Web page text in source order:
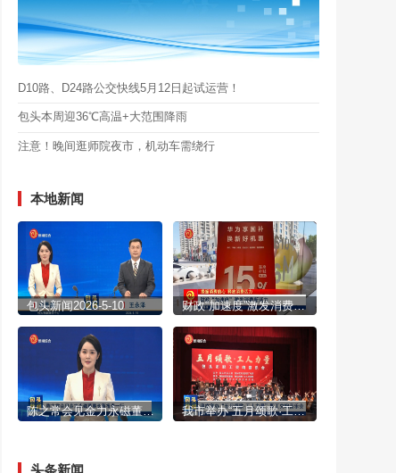
D10路、D24路公交快线5月12日起试运营！
包头本周迎36℃高温+大范围降雨
注意！晚间逛师院夜市，机动车需绕行
本地新闻
包头新闻2026-5-10 财政“加速度”激发消费新活力
陈之常会见金力永磁董事长蔡报贵一行 我市举办“五月颂歌·工人力量”职工交响音乐会
头条新闻